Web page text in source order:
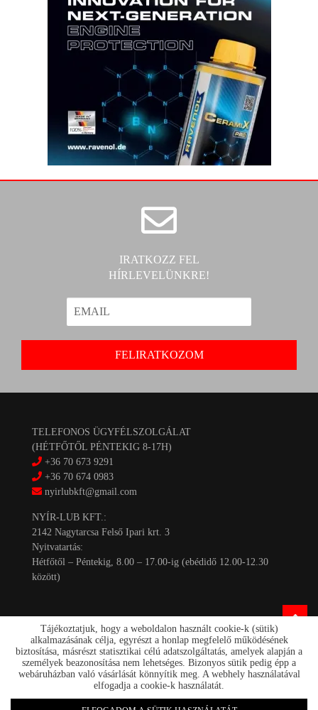
IRATKOZZ FEL
HÍRLEVELÜNKRE!
TELEFONOS ÜGYFÉLSZOLGÁLAT
(HÉTFŐTŐL PÉNTEKIG 8-17H)
+36 70 673 9291
+36 70 674 0983
nyirlubkft@gmail.com
NYÍR-LUB KFT.:
2142 Nagytarcsa Felső Ipari krt. 3
Nyitvatartás:
Hétfőtől – Péntekig, 8.00 – 17.00-ig (ebédidő 12.00-12.30
között)
Kapcsolat
Akciók
Rólunk
Tájékoztatjuk, hogy a weboldalon használt cookie-k (sütik)
alkalmazásának célja, egyrészt a honlap megfelelő működésének
biztosítása, másrészt statisztikai célú adatszolgáltatás, amelyek alapján a
személyek beazonosítása nem lehetséges. Bizonyos sütik pedig épp a
webáruházban való vásárlását könnyítik meg. A webhely használatával
elfogadja a cookie-k használatát.